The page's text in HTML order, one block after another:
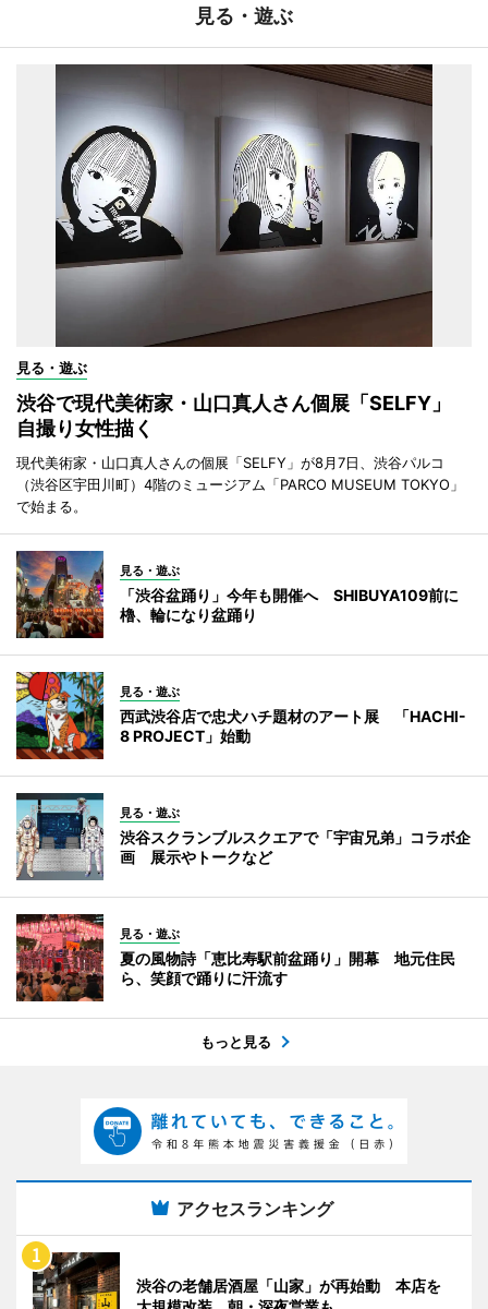
見る・遊ぶ
見る・遊ぶ
渋谷で現代美術家・山口真人さん個展「SELFY」
自撮り女性描く
現代美術家・山口真人さんの個展「SELFY」が8月7日、渋谷パルコ
（渋谷区宇田川町）4階のミュージアム「PARCO MUSEUM TOKYO」
で始まる。
見る・遊ぶ
「渋谷盆踊り」今年も開催へ SHIBUYA109前に
櫓、輪になり盆踊り
見る・遊ぶ
西武渋谷店で忠犬ハチ題材のアート展 「HACHI-
8 PROJECT」始動
見る・遊ぶ
渋谷スクランブルスクエアで「宇宙兄弟」コラボ企
画 展示やトークなど
見る・遊ぶ
夏の風物詩「恵比寿駅前盆踊り」開幕 地元住民
ら、笑顔で踊りに汗流す
もっと見る
アクセスランキング
渋谷の老舗居酒屋「山家」が再始動 本店を